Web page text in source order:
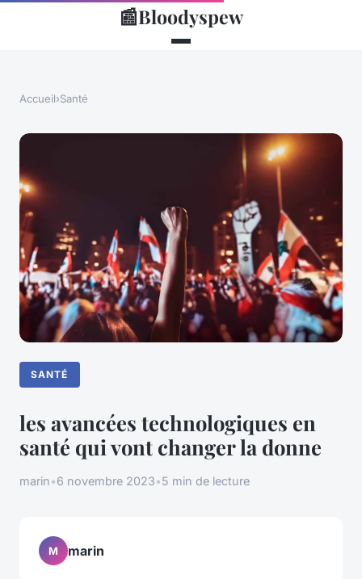
📰Bloodyspew
Accueil›Santé
SANTÉ
les avancées technologiques en
santé qui vont changer la donne
marin•6 novembre 2023•5 min de lecture
M marin